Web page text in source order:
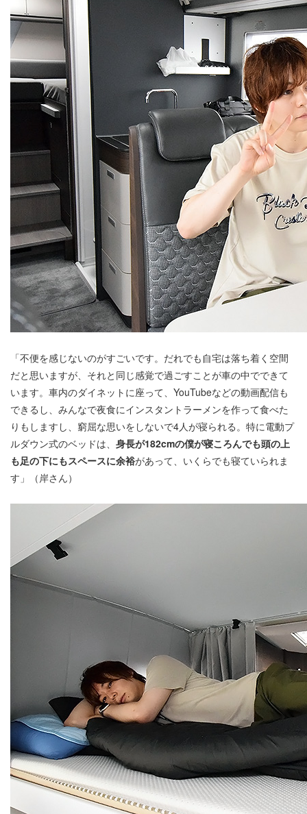
「不便を感じないのがすごいです。だれでも自宅は落ち着く空間
だと思いますが、それと同じ感覚で過ごすことが車の中でできて
います。車内のダイネットに座って、YouTubeなどの動画配信も
できるし、みんなで夜食にインスタントラーメンを作って食べた
りもしますし、窮屈な思いをしないで4人が寝られる。特に電動プ
ルダウン式のベッドは、 身長が182cmの僕が寝ころんでも頭の上
も足の下にもスペースに余裕があって、いくらでも寝ていられま
す」（岸さん）